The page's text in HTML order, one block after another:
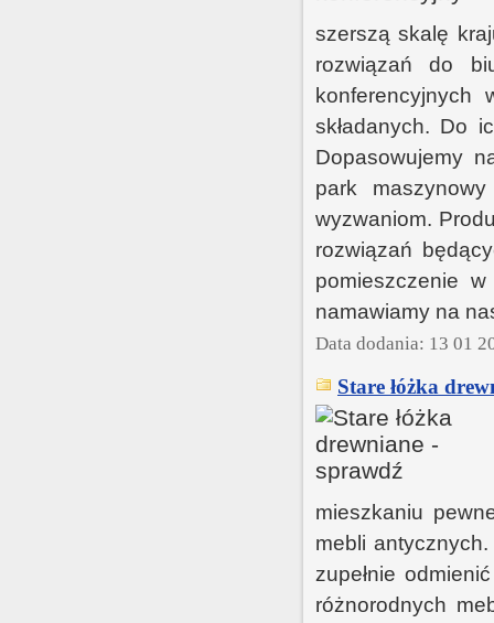
szerszą skalę
rozwiązań do
konferencyjnych
składanych. Do
Dopasowujemy
park
wyzwaniom.
rozwiązań
pomieszczenie
namawiamy na
Data dodania: 13 01
Stare łóżka
mieszkaniu
mebli
zupełnie
różnorodnych